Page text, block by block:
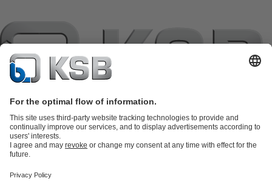
แค็ตตาล็อกผลิตภัณฑ์อะไหล่บริการด้านเทคนิคตะกร้าสินค้า
เทคโนโลยีสำหรับงานน้ำเสีย